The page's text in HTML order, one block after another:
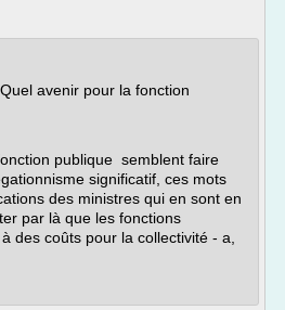
avenir pour la fonction
publique semblent faire
significatif, ces mots
des ministres qui en sont en
par là que les fonctions
des coûts pour la collectivité - a,